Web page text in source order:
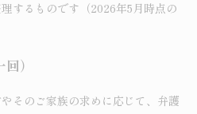
するものです（2026年5月時点の
）
そのご家族の求めに応じて、弁護